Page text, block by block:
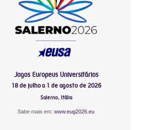
Jogos Europeus Universitários
18 de julho a 1 de agosto de 2026
Salerno, Itália
Sabe mais em:www.eug2026.eu